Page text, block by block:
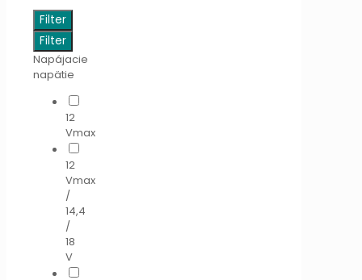
Filter
Filter
Napájacie
napätie
12
Vmax
12
Vmax
/
14,4
/
18
V